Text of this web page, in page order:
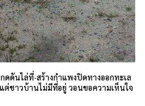
ดดันไล่ที่-สร้างกำแพงปิดทางออกทะเล
แต่ชาวบ้านไม่มีที่อยู่ วอนขอความเห็นใจ